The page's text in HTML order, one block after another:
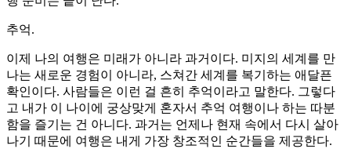
추억.
이제 나의 여행은 미래가 아니라 과거이다. 미지의 세계를 만
나는 새로운 경험이 아니라, 스쳐간 세계를 복기하는 애달픈
확인이다. 사람들은 이런 걸 흔히 추억이라고 말한다. 그렇다
고 내가 이 나이에 궁상맞게 혼자서 추억 여행이나 하는 따분
함을 즐기는 건 아니다. 과거는 언제나 현재 속에서 다시 살아
나기 때문에 여행은 내게 가장 창조적인 순간들을 제공한다.